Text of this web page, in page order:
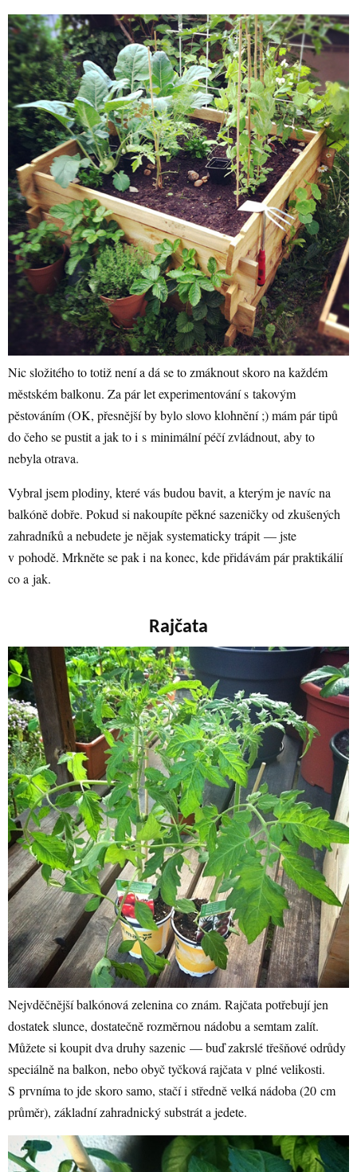
Nic složitého to totiž není a dá se to zmáknout skoro na každém
městském balkonu. Za pár let experimentování s takovým
pěstováním (OK, přesnější by bylo slovo klohnění ;) mám pár tipů
do čeho se pustit a jak to i s minimální péčí zvládnout, aby to
nebyla otrava.
Vybral jsem plodiny, které vás budou bavit, a kterým je navíc na
balkóně dobře. Pokud si nakoupíte pěkné sazeničky od zkušených
zahradníků a nebudete je nějak systematicky trápit — jste
v pohodě. Mrkněte se pak i na konec, kde přidávám pár praktikálií
co a jak.
Rajčata
Nejvděčnější balkónová zelenina co znám. Rajčata potřebují jen
dostatek slunce, dostatečně rozměrnou nádobu a semtam zalít.
Můžete si koupit dva druhy sazenic — buď zakrslé třešňové odrůdy
speciálně na balkon, nebo obyč tyčková rajčata v plné velikosti.
S prvníma to jde skoro samo, stačí i středně velká nádoba (20 cm
průměr), základní zahradnický substrát a jedete.